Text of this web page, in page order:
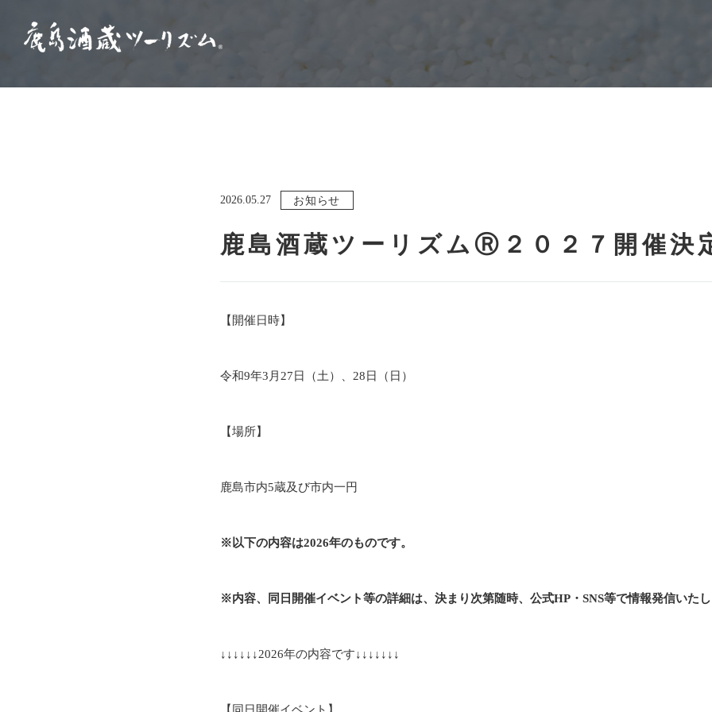
2026.05.27 お知らせ
鹿島酒蔵ツーリズムⓇ２０２７開催決
【開催日時】
令和9年3月27日（土）、28日（日）
【場所】
鹿島市内5蔵及び市内一円
※以下の内容は2026年のものです。
※内容、同日開催イベント等の詳細は、決まり次第随時、公式HP・SNS等で情報発信いた
↓↓↓↓↓↓2026年の内容です↓↓↓↓↓↓↓
【同日開催イベント】